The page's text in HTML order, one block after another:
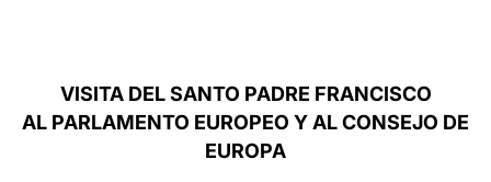
中文
VISITA DEL SANTO PADRE FRANCISCO
AL PARLAMENTO EUROPEO Y AL CONSEJO DE
EUROPA